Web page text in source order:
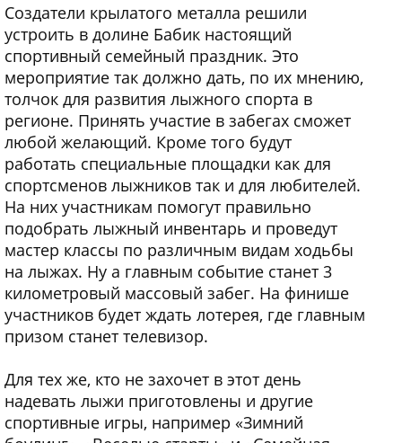
Создатели крылатого металла решили
устроить в долине Бабик настоящий
спортивный семейный праздник. Это
мероприятие так должно дать, по их мнению,
толчок для развития лыжного спорта в
регионе. Принять участие в забегах сможет
любой желающий. Кроме того будут
работать специальные площадки как для
спортсменов лыжников так и для любителей.
На них участникам помогут правильно
подобрать лыжный инвентарь и проведут
мастер классы по различным видам ходьбы
на лыжах. Ну а главным событие станет 3
километровый массовый забег. На финише
участников будет ждать лотерея, где главным
призом станет телевизор.
Для тех же, кто не захочет в этот день
надевать лыжи приготовлены и другие
спортивные игры, например «Зимний